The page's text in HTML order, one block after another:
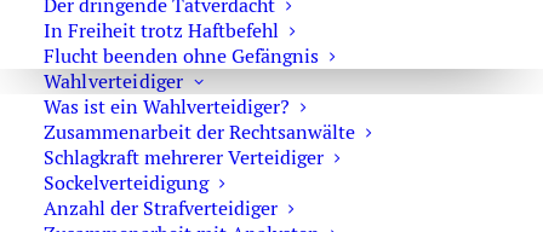
Der dringende Tatverdacht
In Freiheit trotz Haftbefehl
Flucht beenden ohne Gefängnis
Wahlverteidiger
Was ist ein Wahlverteidiger?
Zusammenarbeit der Rechtsanwälte
Schlagkraft mehrerer Verteidiger
Sockelverteidigung
Anzahl der Strafverteidiger
Straftatbestände des Waffenrechts